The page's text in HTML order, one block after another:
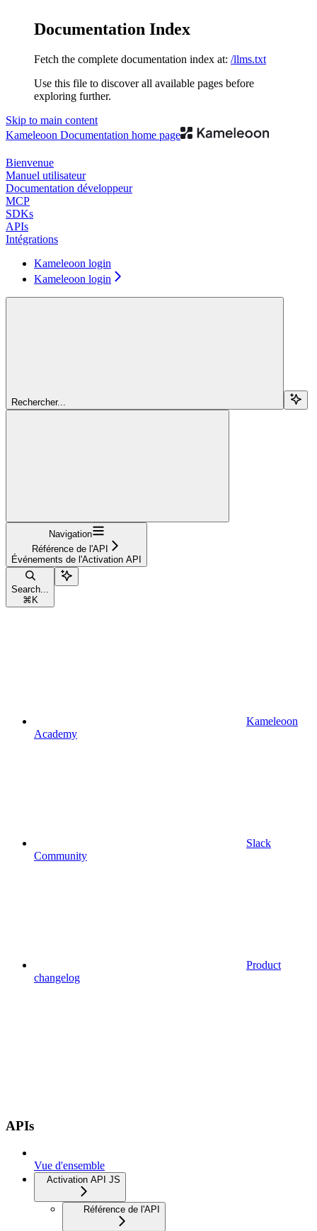
Documentation Index
Fetch the complete documentation index at: /llms.txt
Use this file to discover all available pages before
exploring further.
Skip to main content
Kameleoon Documentation home page
Bienvenue
Manuel utilisateur
Documentation développeur
MCP
SDKs
APIs
Intégrations
Kameleoon login
Kameleoon login
Rechercher...
Navigation
Référence de l'API
Événements de l'Activation API
Search...
⌘ K
Kameleoon
Academy
Slack
Community
Product
changelog
APIs
Vue d'ensemble
Activation API JS
Référence de l'API